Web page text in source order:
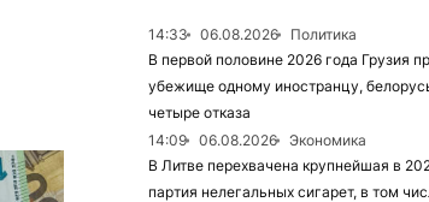
14:33 06.08.2026
Политика
В первой половине 2026 года Грузия
убежище одному иностранцу,
четыре отказа
14:09
06.08.2026
Экономика
В Литве перехвачена крупнейшая в
партия нелегальных сигарет, в том